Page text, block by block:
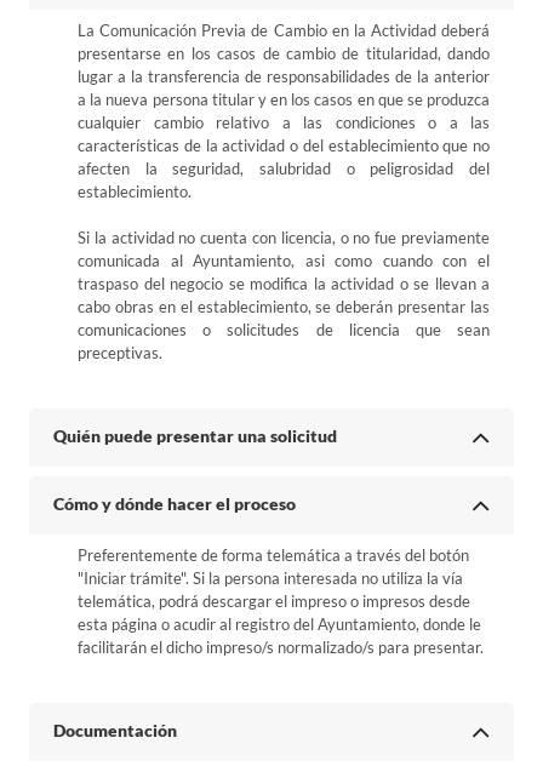
La Comunicación Previa de Cambio en la Actividad deberá
presentarse en los casos de cambio de titularidad, dando
lugar a la transferencia de responsabilidades de la anterior
a la nueva persona titular y en los casos en que se produzca
cualquier cambio relativo a las condiciones o a las
características de la actividad o del establecimiento que no
afecten la seguridad, salubridad o peligrosidad del
establecimiento.
Si la actividad no cuenta con licencia, o no fue previamente
comunicada al Ayuntamiento, asi como cuando con el
traspaso del negocio se modifica la actividad o se llevan a
cabo obras en el establecimiento, se deberán presentar las
comunicaciones o solicitudes de licencia que sean
preceptivas.
Quién puede presentar una solicitud
Cómo y dónde hacer el proceso
Preferentemente de forma telemática a través del botón
"Iniciar trámite". Si la persona interesada no utiliza la vía
telemática, podrá descargar el impreso o impresos desde
esta página o acudir al registro del Ayuntamiento, donde le
facilitarán el dicho impreso/s normalizado/s para presentar.
Documentación